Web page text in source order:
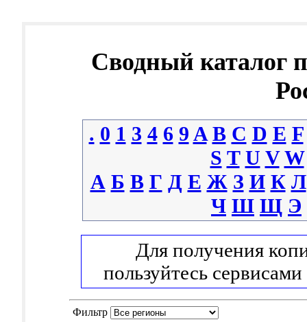
Сводный каталог
. 0 1 3 4 6 9 A B C D E F
S T U V W
А Б В Г Д Е Ж З И К Л
Ч Ш Щ Э
Для получения
пользуйтесь сервисами
Фильтр